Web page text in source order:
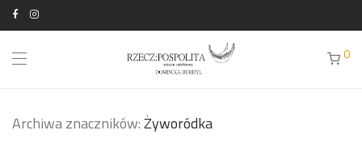
0
Archiwa znaczników: Żyworódka